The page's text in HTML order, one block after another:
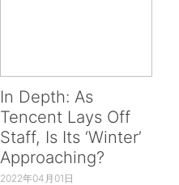
In Depth: As
Tencent Lays Off
Staff, Is Its ‘Winter’
Approaching?
2022年04月01日